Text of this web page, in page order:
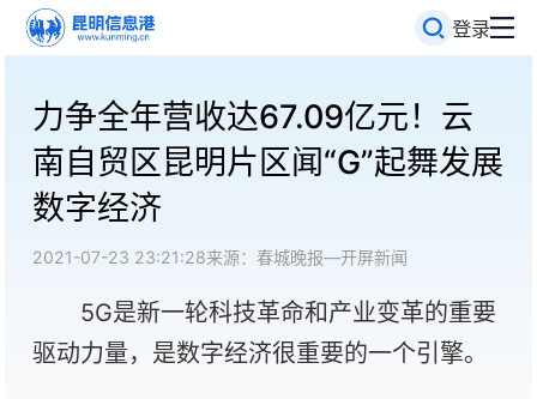
登录
力争全年营收达67.09亿元！云
南自贸区昆明片区闻“G”起舞发展
数字经济
2021-07-23 23:21:28来源：春城晚报—开屏新闻
5G是新一轮科技革命和产业变革的重要
驱动力量，是数字经济很重要的一个引擎。